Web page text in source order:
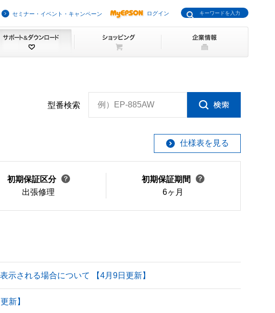
セミナー・イベント・キャンペーン ログイン
型番検索 例）EP-885AW
仕様表を見る
初期保証区分
出張修理
初期保証期間
6ヶ月
示される場合について 【4月9日更新】
新】